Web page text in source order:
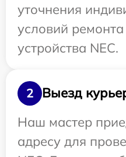
уточнения
условий
устройства NEC.
2
Выезд
Наш мастер
адресу для